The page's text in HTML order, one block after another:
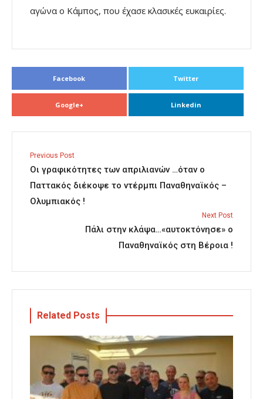
αγώνα ο Κάμπος, που έχασε κλασικές ευκαιρίες.
Facebook Twitter
Google+ Linkedin
Previous Post
Οι γραφικότητες των απριλιανών …όταν ο
Παττακός διέκοψε το ντέρμπι Παναθηναϊκός –
Ολυμπιακός !
Next Post
Πάλι στην κλάψα…«αυτοκτόνησε» ο
Παναθηναϊκός στη Βέροια !
Related Posts